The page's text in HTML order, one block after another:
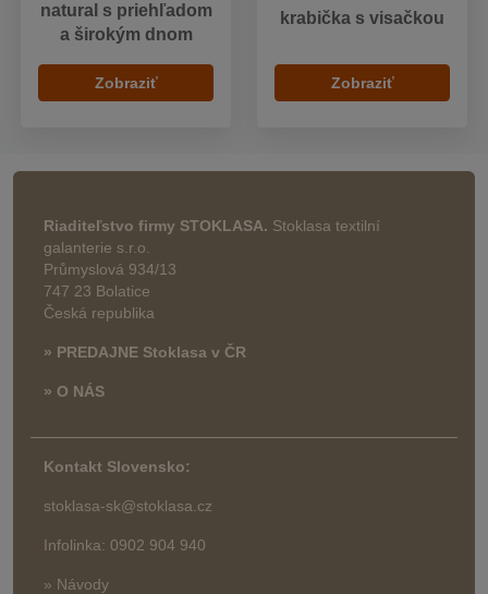
natural s priehľadom
a širokým dnom
Zobraziť
krabička s visačkou
Zobraziť
Riaditeľstvo firmy STOKLASA. Stoklasa textilní
galanterie s.r.o.
Průmyslová 934/13
747 23 Bolatice
Česká republika
» PREDAJNE Stoklasa v ČR
» O NÁS
Kontakt Slovensko:
stoklasa-sk@stoklasa.cz
Infolinka: 0902 904 940
» Návody